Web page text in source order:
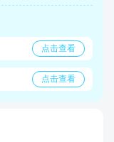
点击查看
点击查看